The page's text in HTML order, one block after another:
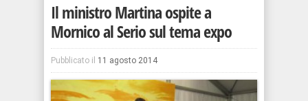
Il ministro Martina ospite a
Mornico al Serio sul tema expo
Pubblicato il 11 agosto 2014